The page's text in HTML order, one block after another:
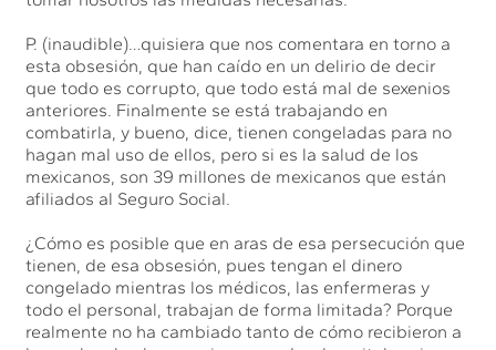
P. (inaudible)…quisiera que nos comentara en torno a
esta obsesión, que han caído en un delirio de decir
que todo es corrupto, que todo está mal de sexenios
anteriores. Finalmente se está trabajando en
combatirla, y bueno, dice, tienen congeladas para no
hagan mal uso de ellos, pero si es la salud de los
mexicanos, son 39 millones de mexicanos que están
afiliados al Seguro Social.
¿Cómo es posible que en aras de esa persecución que
tienen, de esa obsesión, pues tengan el dinero
congelado mientras los médicos, las enfermeras y
todo el personal, trabajan de forma limitada? Porque
realmente no ha cambiado tanto de cómo recibieron a